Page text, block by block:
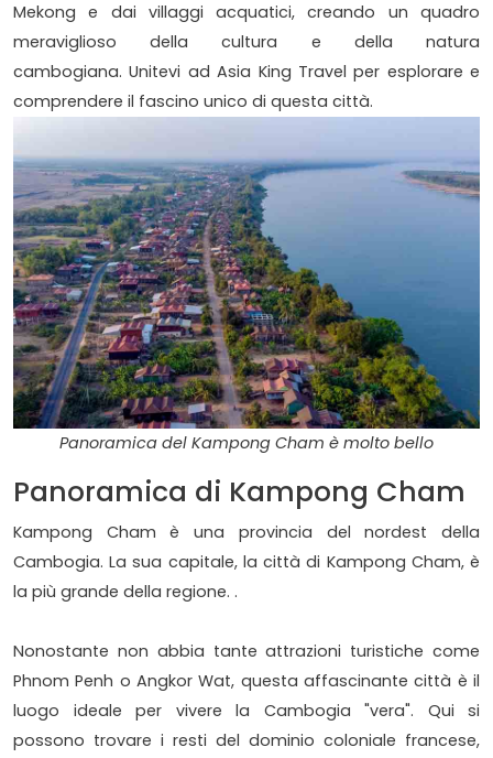
Mekong e dai villaggi acquatici, creando un quadro
meraviglioso della cultura e della natura
cambogiana. Unitevi ad Asia King Travel per esplorare e
comprendere il fascino unico di questa città.
Panoramica del Kampong Cham è molto bello
Panoramica di Kampong Cham
Kampong Cham è una provincia del nordest della
Cambogia. La sua capitale, la città di Kampong Cham, è
la più grande della regione. .
Nonostante non abbia tante attrazioni turistiche come
Phnom Penh o Angkor Wat, questa affascinante città è il
luogo ideale per vivere la Cambogia "vera". Qui si
possono trovare i resti del dominio coloniale francese,